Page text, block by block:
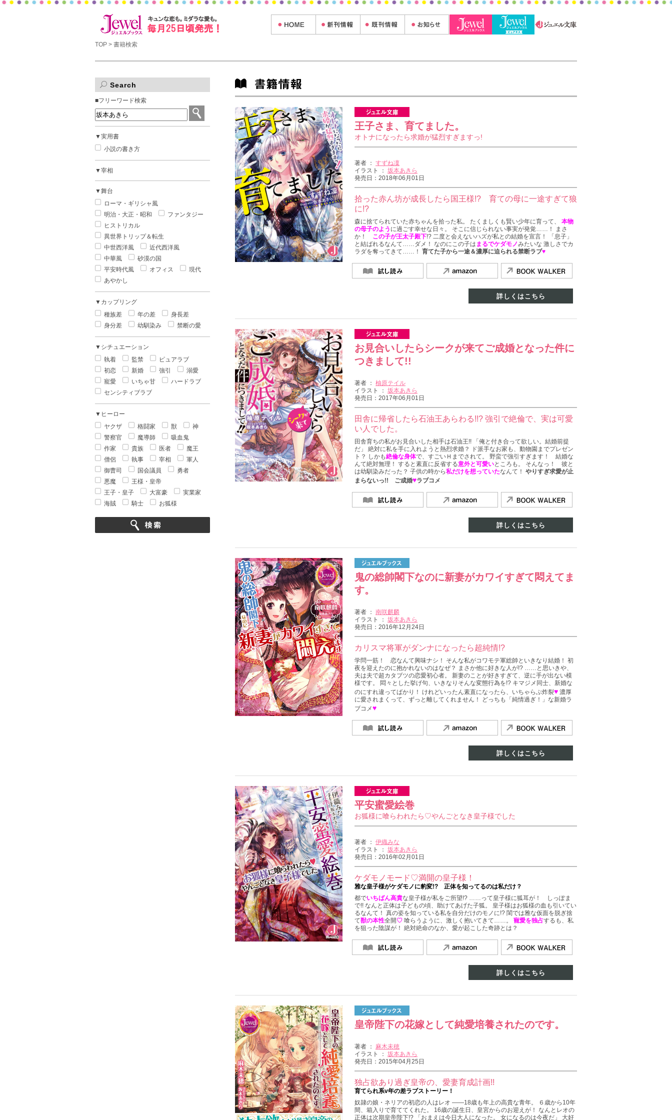
TOP > 書籍検索
Search
■フリーワード検索
▼実用書
小説の書き方
▼宰相
▼舞台
ローマ・ギリシャ風
明治・大正・昭和
ファンタジー
ヒストリカル
異世界トリップ＆転生
中世西洋風
近代西洋風
中華風
砂漠の国
平安時代風
オフィス
現代
あやかし
▼カップリング
種族差
年の差
身長差
身分差
幼馴染み 禁断の愛
▼シチュエーション
執着
監禁
ピュアラブ
初恋
新婚 強引
溺愛
寵愛
いちゃ甘
ハードラブ
センシティブラブ
▼ヒーロー
ヤクザ
格闘家 獣
神
警察官
魔導師
吸血鬼
作家
貴族 医者
魔王
僧侶
執事 宰相
軍人
御曹司
国会議員
勇者
悪魔
王様・皇帝
王子・皇子
大富豪
実業家
海賊
騎士 お狐様
王子さま、育てました。
オトナになったら求婚が猛烈すぎますっ!
著者 ： すずね凜
イラスト ： 坂本あきら
発売日：2018年06月01日
拾った赤ん坊が成長したら国王様!? 育ての母に一途すぎて狼
に!?
森に捨てられていた赤ちゃんを拾った私。 たくましくも賢い少年に育って、 本物
の母子のよう に過ごす幸せな日々。 そこに信じられない事実が発覚……！ まさ
か！ この子が王太子殿下!? 二度と会えないハズが私との結婚を宣言！ 「息子」
と結ばれるなんて……ダメ！ なのにこの子は まるでケダモノみたいな 激しさでカ
ラダを奪ってきて……！ 育てた子から一途＆濃厚に迫られる禁断ラブ♥
詳しくはこちら
お見合いしたらシークが来てご成婚となった件に
つきまして!!
著者 ： 柚原テイル
イラスト ： 坂本あきら
発売日：2017年06月01日
田舎に帰省したら石油王あらわる!!? 強引で絶倫で、実は可愛
い人でした。
田舎育ちの私がお見合いした相手は石油王!! 「俺と付き合って欲しい。結婚前提
だ」 絶対に私を手に入れようと熱烈求婚？ ド派手なお家も、動物園までプレゼン
ト？ しかも絶倫な身体で、すごいＨまでされて。 野蛮で強引すぎます！ 結婚な
んて絶対無理！ すると素直に反省する意外と可愛いところも。 そんなっ！ 彼と
は幼馴染みだった？ 子供の時から私だけを想っていたなんて！ やりすぎ求愛が止
まらないっ!! ご成婚♥ラブコメ
詳しくはこちら
鬼の総帥閣下なのに新妻がカワイすぎて悶えてま
す。
著者 ： 南咲麒麟
イラスト ： 坂本あきら
発売日：2016年12月24日
カリスマ将軍がダンナになったら超純情!?
学問一筋！ 恋なんて興味ナシ！ そんな私がコワモテ軍総帥といきなり結婚！ 初
夜を迎えたのに抱かれないのはなぜ？ まさか他に好きな人が!? ……と思いきや、
夫は夫で超カタブツの恋愛初心者。 新妻のことが好きすぎて、逆に手が出ない模
様です。 悶々とした挙げ句、いきなりそんな変態行為を!? キマジメ同士、新婚な
のにすれ違ってばかり！ けれどいったん素直になったら、いちゃらぶ炸裂♥ 濃厚
に愛されまくって、ずっと離してくれません！ どっちも「純情過ぎ！」な新婚ラ
ブコメ♥
詳しくはこちら
平安蜜愛絵巻
お狐様に喰らわれたら♡やんごとなき皇子様でした
著者 ： 伊織みな
イラスト ： 坂本あきら
発売日：2016年02月01日
ケダモノモード♡満開の皇子様！
雅な皇子様がケダモノに豹変!? 正体を知ってるのは私だけ？
都でいちばん高貴な皇子様が私をご所望!? ……って皇子様に狐耳が！ しっぽま
で!! なんと正体は子どもの頃、助けてあげた子狐。 皇子様はお狐様の血も引いてい
るなんて！ 真の姿を知っている私を自分だけのモノに!? 閨では雅な仮面を脱ぎ捨
て獣の本性全開 ♡ 喰らうように、激しく抱いてきて……。 寵愛を独占するも、私
を狙った陰謀が！ 絶対絶命のなか、愛が起こした奇跡とは？
詳しくはこちら
皇帝陛下の花嫁として純愛培養されたのです。
著者 ： 麻木未穂
イラスト ： 坂本あきら
発売日：2015年04月25日
独占欲あり過ぎ皇帝の、愛妻育成計画!!
育てられ系v年の差ラブストーリー！
奴隷の娘・ネリアの初恋の人はレオ ――18歳も年上の高貴な青年。 ６歳から10年
間、箱入りで育ててくれた。 16歳の誕生日、皇宮からのお迎えが！ なんとレオの
正体は次期皇帝陛下!? 「おまえは今日大人になった。 女になるのは今夜だ」 大好